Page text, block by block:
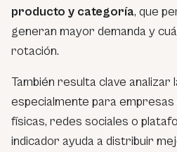
producto y categoría, que
generan mayor demanda y
rotación.
También resulta clave analizar
especialmente para
físicas, redes sociales o
indicador ayuda a distribuir